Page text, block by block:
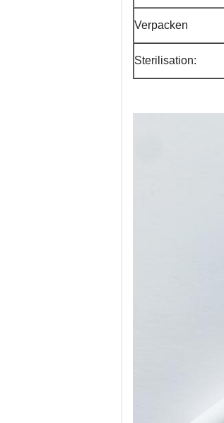
Verpacken
Sterilisation: